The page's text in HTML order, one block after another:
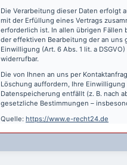
Die Verarbeitung dieser Daten erfolgt
mit der Erfüllung eines Vertrags
erforderlich ist. In allen übrigen Fällen
der effektiven Bearbeitung der an uns
Einwilligung (Art. 6 Abs. 1 lit. a
widerrufbar.
Die von Ihnen an uns per
Löschung auffordern, Ihre
Datenspeicherung entfällt (z. B. nach
gesetzliche Bestimmungen –
Quelle: https://www.e-recht24.de